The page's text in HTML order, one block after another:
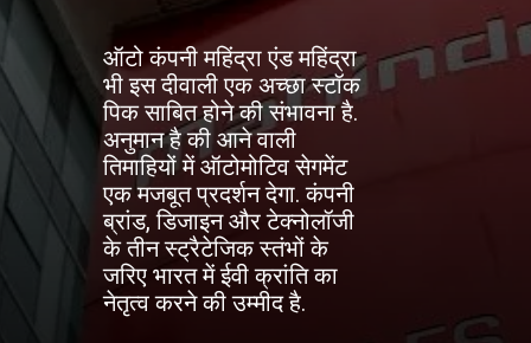
ऑटो कंपनी महिंद्रा एंड महिंद्रा
भी इस दीवाली एक अच्छा स्टॉक
पिक साबित होने की संभावना है.
अनुमान है की आने वाली
तिमाहियों में ऑटोमोटिव सेगमेंट
एक मजबूत प्रदर्शन देगा. कंपनी
ब्रांड, डिजाइन और टेक्नोलॉजी
के तीन स्ट्रैटेजिक स्तंभों के
जरिए भारत में ईवी क्रांति का
नेतृत्व करने की उम्मीद है.